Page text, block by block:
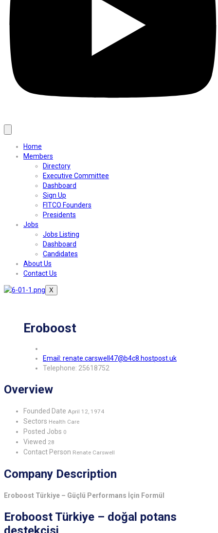
Home
Members
Directory
Executive Committee
Dashboard
Sign Up
FITCO Founders
Presidents
Jobs
Jobs Listing
Dashboard
Candidates
About Us
Contact Us
X
Eroboost
Email: renate.carswell47@b4c8.hostpost.uk
Telephone: 25618752
Overview
Founded Date April 12, 1974
Sectors Health Care
Posted Jobs 0
Viewed 28
Contact Person Renate Carswell
Company Description
Eroboost Türkiye – Güçlü Performans İçin Formül
Eroboost Türkiye – doğal potans